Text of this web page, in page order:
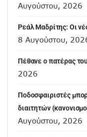
Αυγούστου, 2026
Ρεάλ Μαδρίτης: Οι
8 Αυγούστου,
Πέθανε ο πατέρας
2026
Ποδοσφαιριστές
διαιτητών
Αυγούστου, 2026